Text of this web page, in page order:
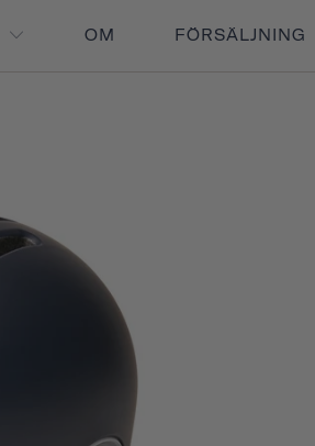
OM FÖRSÄLJNING